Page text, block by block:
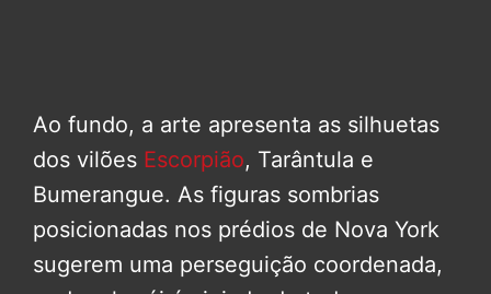
Ao fundo, a arte apresenta as silhuetas
dos vilões Escorpião, Tarântula e
Bumerangue. As figuras sombrias
posicionadas nos prédios de Nova York
sugerem uma perseguição coordenada,